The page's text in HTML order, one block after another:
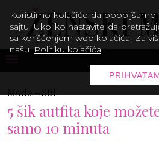
Moda -Stil
5 šik autfita koje
samo 10 minuta
Koristimo kolačiće da poboljšamo
sajtu. Ukoliko nastavite da
sa korišćenjem web kolačića. Za
našu Politiku kolačića .